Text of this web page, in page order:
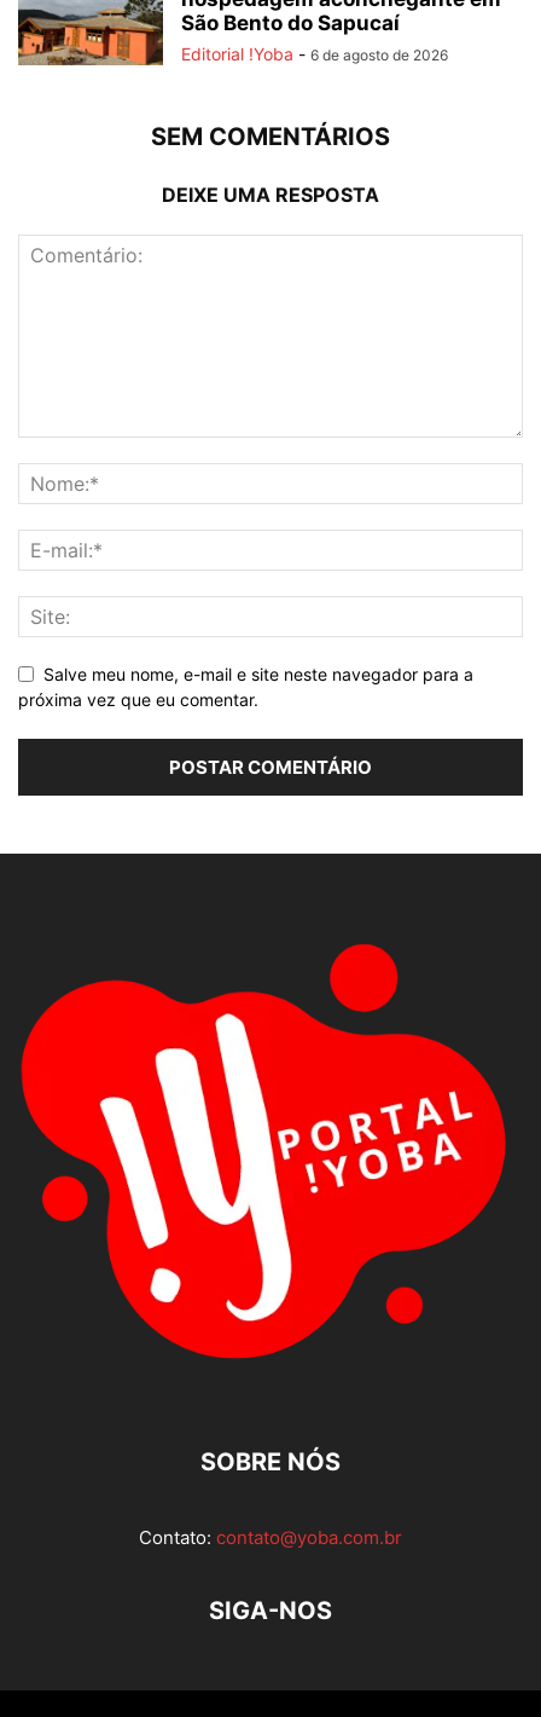
São Bento do Sapucaí
Editorial !Yoba - 6 de agosto de 2026
SEM COMENTÁRIOS
DEIXE UMA RESPOSTA
Salve meu nome, e-mail e site neste navegador para a
próxima vez que eu comentar.
SOBRE NÓS
Contato: contato@yoba.com.br
SIGA-NOS